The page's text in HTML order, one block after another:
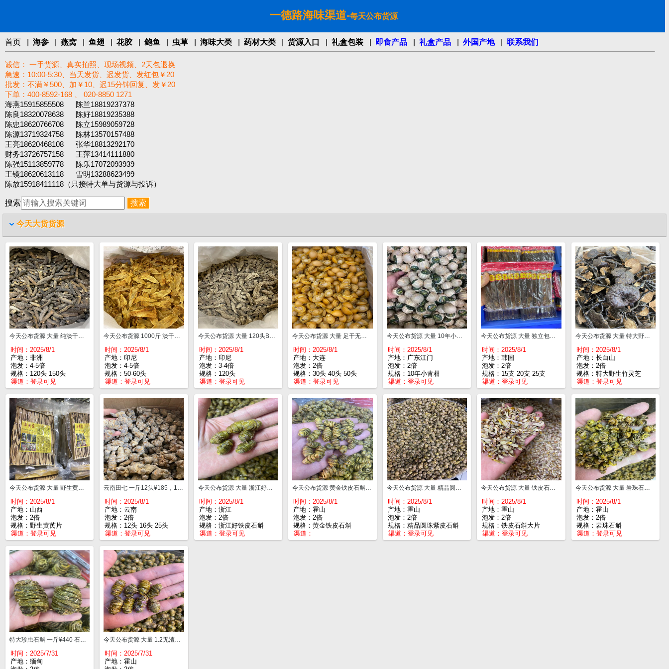
一德路海味渠道-每天公布货源
首页 海参 燕窝 鱼翅 花胶 鲍鱼 虫草 海味大类 药材大类 货源入口 礼盒包装 即食产品 礼盒产品 外国产地| 联系我们
诚信： 一手货源、真实拍照、现场视频、2天包退换
急速：10:00-5:30、当天发货、迟发货、发红包￥20
批发：不满￥500、加￥10、迟15分钟回复、发￥20
下单：400-8592-168 、 020-8850 1271‬
海燕15915855508 陈兰18819237378
陈良18320078638 陈好18819235388
陈忠18620766708 陈立15989059728
陈源13719324758 陈林13570157488
王亮18620468108 张华18813292170
财务13726757158 王萍13414111880
陈强15113859778 陈乐17072093939
王镜18620613118 雪明13288623499
陈放15918411118（只接特大单与货源与投诉）
搜索
今天大货货源
今天公布货源 大量 纯淡干非洲明秃参 足干120头一斤¥260 150头¥240发头好
时间：2025/8/1
产地：非洲
泡发：4-5倍
规格：120头 150头
渠道： 登录可见
今天公布货源 1000斤 淡干白花胶三角胶 50-60头一斤¥225这种胶泡发起来很好很好吃
时间：2025/8/1
产地：印尼
泡发：4-5倍
规格：50-60头
渠道：登录可见
今天公布货源 大量 120头B货白刺王 一斤¥70
时间：2025/8/1
产地：印尼
泡发：3-4倍
规格：120头
渠道： 登录可见
今天公布货源 大量 足干无盐大连鲍鱼，A货 30头¥245 40头¥220 50头¥205 60头¥195 70头¥190 100头¥185
时间：2025/8/1
产地：大连
泡发：2倍
规格：30头 40头 50头
渠道：登录可见
今天公布货源 大量 10年小青柑 一斤¥85
时间：2025/8/1
产地：广东江门
泡发：2倍
规格：10年小青柑
渠道： 登录可见
今天公布货源 大量 独立包装方条高丽参 15支一包¥235，20支一包¥225，25支一包¥195，30支一包¥185
时间：2025/8/1
产地：韩国
泡发：2倍
规格：15支 20支 25支
渠道：登录可见
今天公布货源 大量 特大野生竹灵芝 一斤¥180
时间：2025/8/1
产地：长白山
泡发：2倍
规格：特大野生竹灵芝
渠道： 登录可见
今天公布货源 大量 野生黄芪片 一包¥45
时间：2025/8/1
产地：山西
泡发：2倍
规格：野生黄芪片
渠道： 登录可见
云南田七 一斤12头¥185，16头¥165，25头¥135，40头¥105，60头¥100 田七功效:活血化瘀止血，通血管，降三高等等由于三七具有镇痛的作用，是临床上治疗跌打损伤的常用药，可以快速的散淤止痛！
时间：2025/8/1
产地：云南
泡发：2倍
规格：12头 16头 25头
渠道：登录可见
今天公布货源 大量 浙江好铁皮石斛 一斤¥235
时间：2025/8/1
产地：浙江
泡发：2倍
规格：浙江好铁皮石斛
渠道： 登录可见
今天公布货源 黄金铁皮石斛 一斤¥180
时间：2025/8/1
产地：霍山
泡发：2倍
规格：黄金铁皮石斛
渠道：
今天公布货源 大量 精品圆珠紫皮石斛 一斤¥145
时间：2025/8/1
产地：霍山
泡发：2倍
规格：精品圆珠紫皮石斛
渠道： 登录可见
今天公布货源 大量 铁皮石斛大片 一斤￥85
时间：2025/8/1
产地：霍山
泡发：2倍
规格：铁皮石斛大片
渠道：登录可见
今天公布货源 大量 岩珠石斛 一斤¥100
时间：2025/8/1
产地：霍山
泡发：2倍
规格：岩珠石斛
渠道： 登录可见
特大珍虫石斛 一斤¥440 石斛的界扛把子，味道极香，质量上乘，无渣、胶质爆满 ，高端品质货！口苦咽干，简单疗食，具有清虚热，养阴肺，排肠毒，养肝肾的功效。
时间：2025/7/31
产地：缅甸
今天公布货源 大量 1.2无渣铁皮石斛 一斤¥165
时间：2025/7/31
产地：霍山